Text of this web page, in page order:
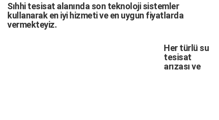
Sıhhi tesisat alanında son teknoloji sistemler
kullanarak en iyi hizmeti ve en uygun fiyatlarda
vermekteyiz.
Her türlü su
tesisat
arızasıve